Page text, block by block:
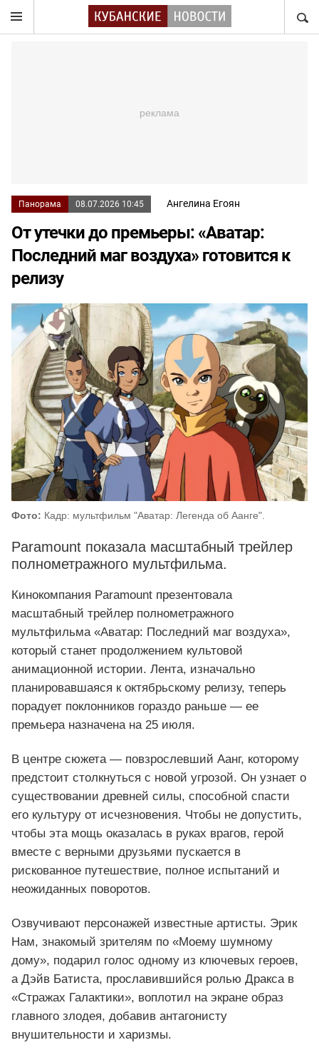
Панорама 08.07.2026 10:45 Ангелина Егоян
От утечки до премьеры: «Аватар:
Последний маг воздуха» готовится к
релизу
Фото: Кадр: мультфильм "Аватар: Легенда об Аанге".
Paramount показала масштабный трейлер
полнометражного мультфильма.
Кинокомпания Paramount презентовала
масштабный трейлер полнометражного
мультфильма «Аватар: Последний маг воздуха»,
который станет продолжением культовой
анимационной истории. Лента, изначально
планировавшаяся к октябрьскому релизу, теперь
порадует поклонников гораздо раньше — ее
премьера назначена на 25 июля.
В центре сюжета — повзрослевший Аанг, которому
предстоит столкнуться с новой угрозой. Он узнает о
существовании древней силы, способной спасти
его культуру от исчезновения. Чтобы не допустить,
чтобы эта мощь оказалась в руках врагов, герой
вместе с верными друзьями пускается в
рискованное путешествие, полное испытаний и
неожиданных поворотов.
Озвучивают персонажей известные артисты. Эрик
Нам, знакомый зрителям по «Моему шумному
дому», подарил голос одному из ключевых героев,
а Дэйв Батиста, прославившийся ролью Дракса в
«Стражах Галактики», воплотил на экране образ
главного злодея, добавив антагонисту
внушительности и харизмы.